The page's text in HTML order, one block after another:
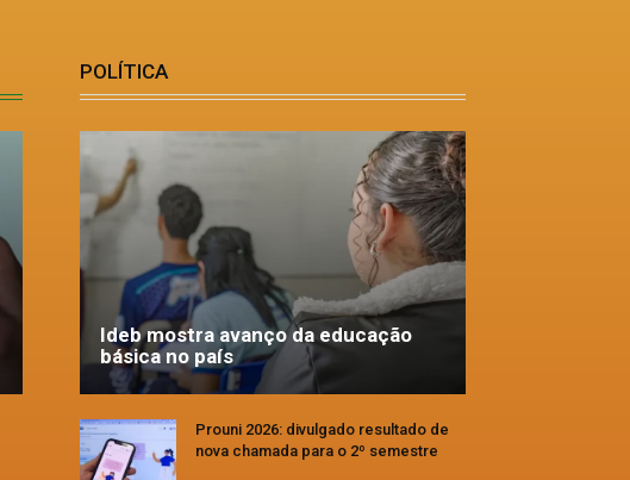
POLÍTICA
Ideb mostra avanço da educação
básica no país
Prouni 2026: divulgado resultado de
nova chamada para o 2º semestre